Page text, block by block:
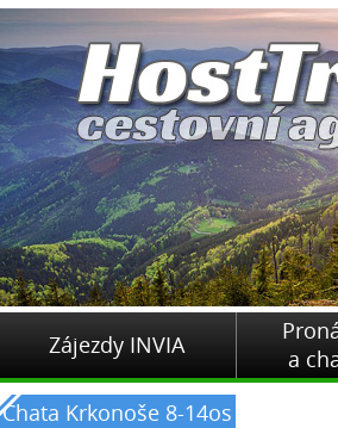
Zájezdy INVIA
a
Chata Krkonoše 8-14os